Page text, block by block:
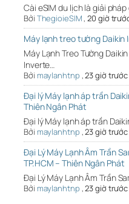
Cài eSIM du lịch là giải
Bởi ThegioieSIM,20 giờ
Máy lạnh treo tường Daikin
Máy Lạnh Treo Tường
Inverte…
Bởi maylanhtnp ,23 giờ trước
Đại lý Máy lạnh áp trần
Thiên Ngân Phát
Đại lý Máy lạnh áp trần
Bởi maylanhtnp ,23 giờ trước
Đại Lý Máy Lạnh Âm Trần
TP.HCM – Thiên Ngân Phát
Đại Lý Máy Lạnh Âm Trần
Bởi maylanhtnp ,23 giờ trước